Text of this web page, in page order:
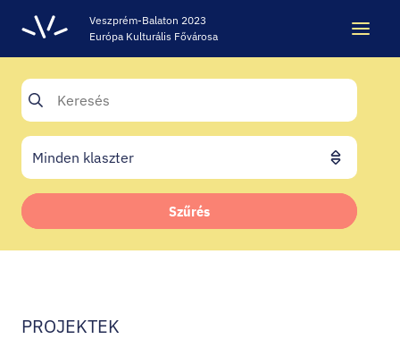
Veszprém-Balaton 2023
Európa Kulturális Fővárosa
Keresés
ÖRÖKSÉG
VESZPRÉM-BALATON 2023 EKF
Szűrés
PROJEKTEK